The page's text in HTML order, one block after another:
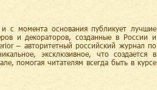
с момента основания публикует лучшие
и декораторов, созданные в России и
– авторитетный российский журнал по
эксклюзивное, что создается в
помогая читателям всегда быть в курсе